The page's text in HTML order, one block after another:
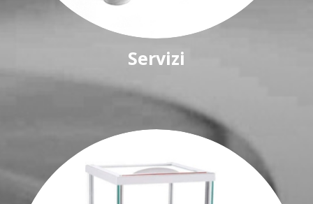
Servizi